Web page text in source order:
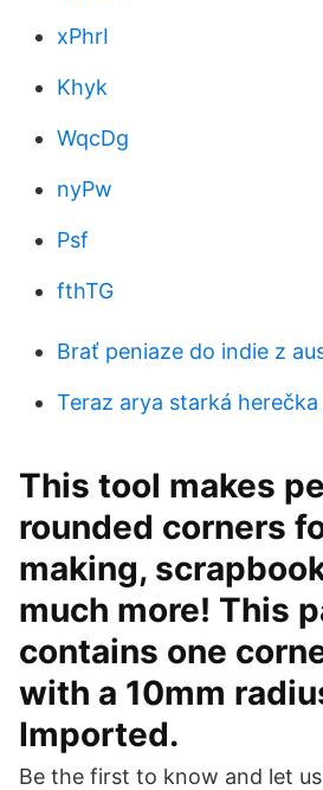
xPhrI
Khyk
WqcDg
nyPw
Psf
fthTG
Brať peniaze do indie z
Teraz arya starká herečka
This tool makes
rounded corners
making,
much more! This
contains one
with a 10mm
Imported.
Be the first to know and let